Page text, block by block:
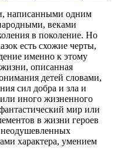
написанными одним
веками
в поколение. Но
есть схожие черты,
именно к этому
описанная
детей словами,
сил добра и зла и
иного жизненного
мир или
в жизни героев
характера, умением